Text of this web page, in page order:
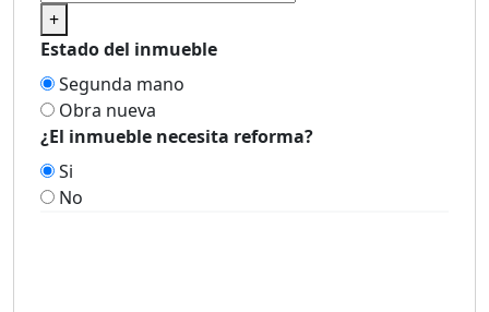
+
Estado del inmueble
Segunda mano
Obra nueva
¿El inmueble necesita reforma?
Si
No